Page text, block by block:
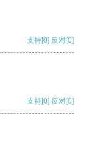
支持[0] 反对[0]
支持[0] 反对[0]